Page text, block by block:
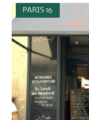
PARIS 16